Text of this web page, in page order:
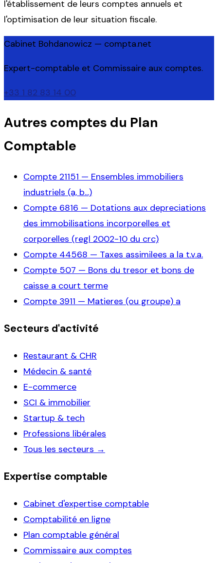
l'établissement de leurs comptes annuels et
l'optimisation de leur situation fiscale.
Cabinet Bohdanowicz — compta.net
Expert-comptable et Commissaire aux comptes.
+33 1 82 83 14 00
Autres comptes du Plan
Comptable
Compte 21151 — Ensembles immobiliers
industriels (a, b...)
Compte 6816 — Dotations aux depreciations
des immobilisations incorporelles et
corporelles (regl 2002-10 du crc)
Compte 44568 — Taxes assimilees a la t.v.a.
Compte 507 — Bons du tresor et bons de
caisse a court terme
Compte 3911 — Matieres (ou groupe) a
Secteurs d'activité
Restaurant & CHR
Médecin & santé
E-commerce
SCI & immobilier
Startup & tech
Professions libérales
Tous les secteurs →
Expertise comptable
Cabinet d'expertise comptable
Comptabilité en ligne
Plan comptable général
Commissaire aux comptes